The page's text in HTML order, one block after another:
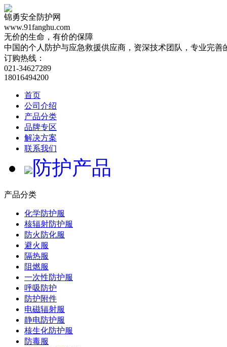
锦勇安全防护网
www.91fanghu.com
无价的生命，有价的保障
中国的个人防护与应急救援供应商，资深技术团队，专业完善
订购热线：
021-34627289
18016494200
首页
公司介绍
产品分类
品牌专区
解决方案
联系我们
防护产品
产品分类
化学防护服
核辐射防护服
防火防化服
避火服
隔热服
阻燃服
一次性防护服
呼吸防护
防护附件
电磁辐射服
静电防护服
核生化防护服
防毒服